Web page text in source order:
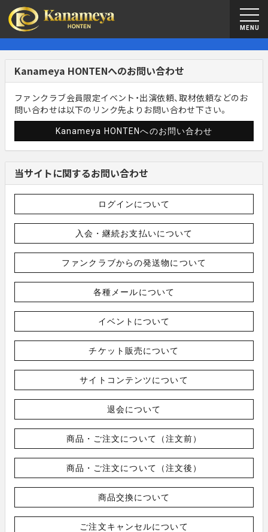
MENU
Kanameya HONTENへのお問い合わせ
ファンクラブ会員限定イベント・出演依頼、取材依頼などのお
問い合わせは以下のリンク先よりお問い合わせ下さい。
Kanameya HONTENへのお問い合わせ
当サイトに関するお問い合わせ
ログインについて
入会・継続お支払いについて
ファンクラブからの発送物について
各種メールについて
イベントについて
チケット販売について
サイトコンテンツについて
退会について
商品・ご注文について（注文前）
商品・ご注文について（注文後）
商品交換について
ご注文キャンセルについて